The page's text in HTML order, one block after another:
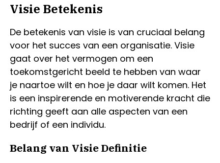
Visie Betekenis
De betekenis van visie is van cruciaal belang
voor het succes van een organisatie. Visie
gaat over het vermogen om een
toekomstgericht beeld te hebben van waar
je naartoe wilt en hoe je daar wilt komen. Het
is een inspirerende en motiverende kracht die
richting geeft aan alle aspecten van een
bedrijf of een individu.
Belang van Visie Definitie